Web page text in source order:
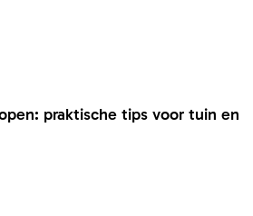
praktische tips voor tuin en